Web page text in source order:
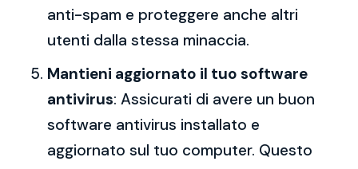
anti-spam e proteggere anche altri
utenti dalla stessa minaccia.
Mantieni aggiornato il tuo software
antivirus: Assicurati di avere un buon
software antivirus installato e
aggiornato sul tuo computer. Questo